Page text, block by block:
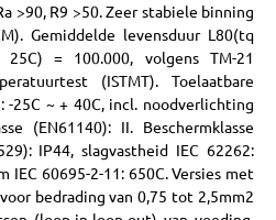
>90, R9 >50. Zeer stabiele binning
Gemiddelde levensduur L80(tq
= 100.000, volgens TM-21
(ISTMT). Toelaatbare
25C ~ + 40C, incl. noodverlichting
(EN61140): II. Beschermklasse
IP44, slagvastheid IEC 62262:
IEC 60695-2-11: 650C. Versies met
bedrading van 0,75 tot 2,5mm2